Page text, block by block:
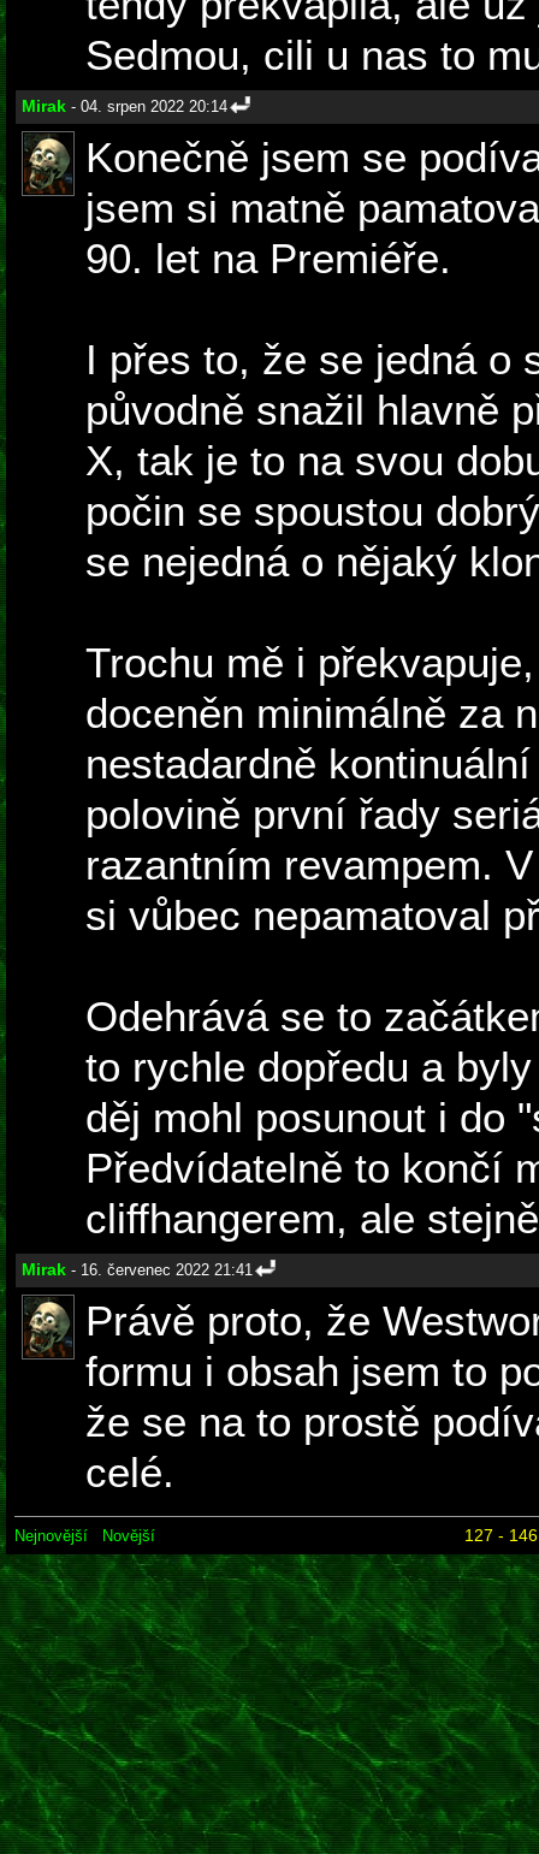
Sedmou, cili u nas to
Mirak - 04. srpen 2022 20:14
Konečně jsem se
jsem si matně
90. let na Premiéře.
I přes to, že se jedná o
původně snažil hlavně
X, tak je to na svou
počin se spoustou
se nejedná o nějaký
Trochu mě i
doceněn minimálně za
nestadardně
polovině první řady
razantním revampem.
si vůbec nepamatoval
Odehrává se to
to rychle dopředu a
děj mohl posunout i do
Předvídatelně to končí
cliffhangerem, ale
Mirak - 16. červenec 2022 21:41
Právě proto, že
formu i obsah jsem to
že se na to prostě
celé.
Nejnovější Novější 127 -